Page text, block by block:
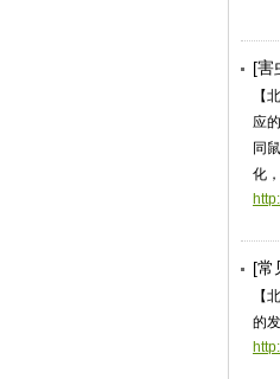
[害
【
应
同
化
[常
【
的